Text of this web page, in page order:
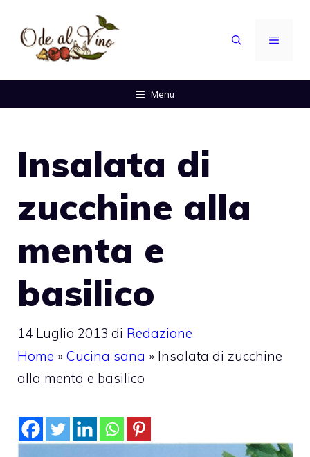
contenuto
MENU
Menu
Insalata di
zucchine alla
menta e
basilico
14 Luglio 2013 di Redazione
Home » Cucina sana » Insalata di zucchine
alla menta e basilico